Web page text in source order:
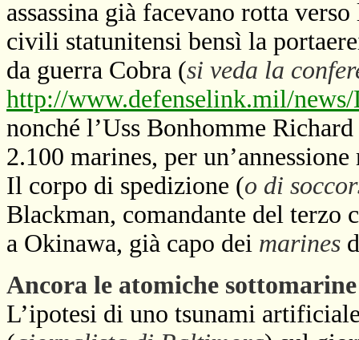
assassina già facevano rotta
civili statunitensi bensì la
da guerra Cobra (si veda la
http://www.defenselink.mil/
nonché l’Uss Bonhomme
2.100 marines, per
Il corpo di spedizione (o di
Blackman, comandante del terzo
a Okinawa, già capo dei marines
Ancora le atomiche
L’ipotesi di uno tsunami